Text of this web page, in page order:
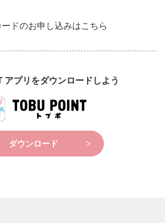
ドのお申し込みはこちら
アプリをダウンロードしよう
ダウンロード